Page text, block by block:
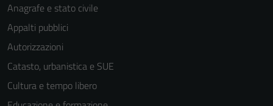
Anagrafe e stato civile
Appalti pubblici
Autorizzazioni
Catasto, urbanistica e SUE
Cultura e tempo libero